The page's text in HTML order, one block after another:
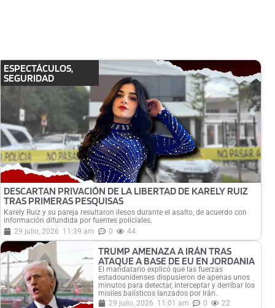
ESPECTÁCULOS,
SEGURIDAD
DESCARTAN PRIVACIÓN DE LA LIBERTAD DE KARELY RUIZ
TRAS PRIMERAS PESQUISAS
Karely Ruiz y su pareja resultaron ilesos durante el asalto, de acuerdo con
información difundida por fuentes policiales.
29 julio, 2026 11:39 am 0 44
TRUMP AMENAZA A IRÁN TRAS
ATAQUE A BASE DE EU EN JORDANIA
El mandatario explicó que las fuerzas
estadounidenses dispusieron de apenas unos
minutos para detectar, interceptar y derribar los
misiles balísticos lanzados por Irán.
29 julio, 2026 11:01 am 0 22